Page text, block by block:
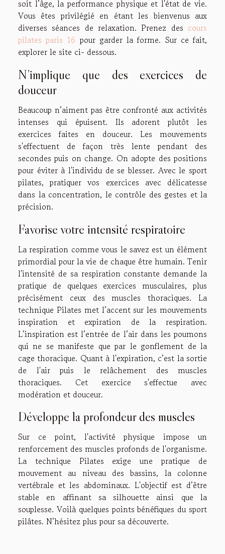
soit l’âge, la performance physique et l'état de vie.
Vous êtes privilégié en étant les bienvenus aux
diverses séances de relaxation. Prenez des cours
pilates paris 16 pour garder la forme. Sur ce fait,
explorer le site ci- dessous.
N’implique que des exercices de
douceur
Beaucoup n’aiment pas être confronté aux activités
intenses qui épuisent. Ils adorent plutôt les
exercices faites en douceur. Les mouvements
s'effectuent de façon très lente pendant des
secondes puis on change. On adopte des positions
pour éviter à l'individu de se blesser. Avec le sport
pilates, pratiquer vos exercices avec délicatesse
dans la concentration, le contrôle des gestes et la
précision.
Favorise votre intensité respiratoire
La respiration comme vous le savez est un élément
primordial pour la vie de chaque être humain. Tenir
l'intensité de sa respiration constante demande la
pratique de quelques exercices musculaires, plus
précisément ceux des muscles thoraciques. La
technique Pilates met l’accent sur les mouvements
inspiration et expiration de la respiration.
L’inspiration est l’entrée de l’air dans les poumons
qui ne se manifeste que par le gonflement de la
cage thoracique. Quant à l'expiration, c’est la sortie
de l'air puis le relâchement des muscles
thoraciques. Cet exercice s'effectue avec
modération et douceur.
Développe la profondeur des muscles
Sur ce point, l'activité physique impose un
renforcement des muscles profonds de l'organisme.
La technique Pilates exige une pratique de
mouvement au niveau des bassins, la colonne
vertébrale et les abdominaux. L'objectif est d’être
stable en affinant sa silhouette ainsi que la
souplesse. Voilà quelques points bénéfiques du sport
pilâtes. N’hésitez plus pour sa découverte.